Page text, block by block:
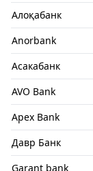
Алоқабанк
Anorbank
Асакабанк
AVO Bank
Apex Bank
Давр Банк
Garant bank